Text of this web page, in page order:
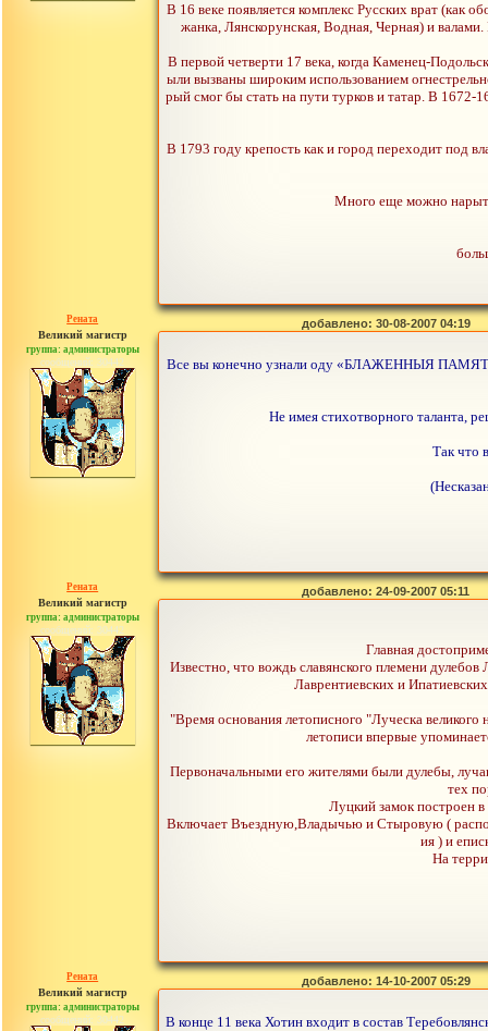
В 16 веке появляется комплекс Русских врат (как
жанка, Лянскорунская, Водная, Черная) и
В первой четверти 17 века, когда Каменец-
ыли вызваны широким использованием
рый смог бы стать на пути турков и татар. В 1672-
В 1793 году крепость как и город переходит под
Много еще можно
Рената
Великий магистр
группа: администраторы
сообщений: 30442
добавлено: 30-08-2007 04:19
Все вы конечно узнали оду «БЛАЖЕННЫЯ
Не имея стихотворного таланта,
Так что
Рената
Великий магистр
группа: администраторы
сообщений: 30442
добавлено: 24-09-2007 05:11
Главная
Известно, что вождь славянского племени
Лаврентиевских и
"Время основания летописного "Луческа
летописи впервые
Первоначальными его жителями были дулебы,
тех
Луцкий замок построен
Включает Въездную,Владычью и Стыровую (
ия ) и
На
Рената
Великий магистр
группа: администраторы
сообщений: 30442
добавлено: 14-10-2007 05:29
В конце 11 века Хотин входит в состав